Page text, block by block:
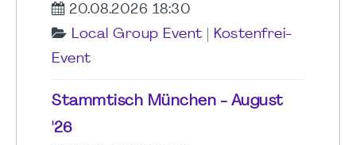
20.08.2026 18:30
Local Group Event
Kostenfrei-
Event
Stammtisch München - August
'26